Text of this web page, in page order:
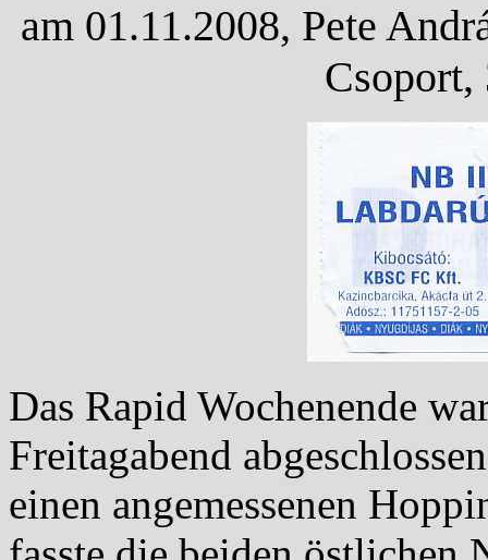
am 01.11.2008, Pete
Csoport,
Das Rapid Wochenende
Freitagabend
einen angemessenen